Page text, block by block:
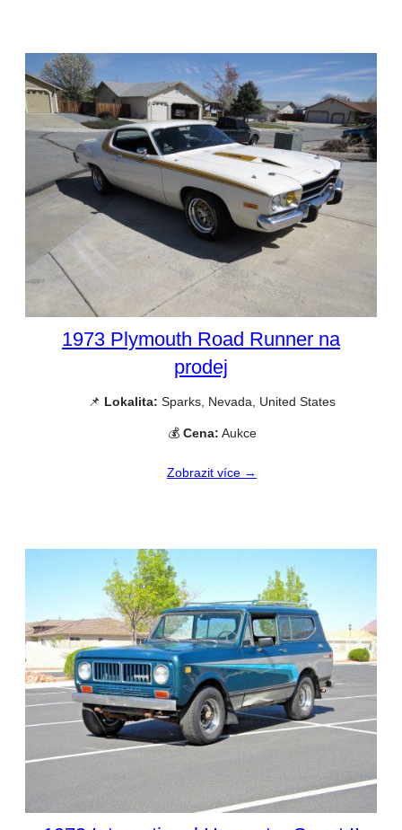
1973 Plymouth Road Runner na
prodej
📌 Lokalita: Sparks, Nevada, United States
💰 Cena: Aukce
Zobrazit více →